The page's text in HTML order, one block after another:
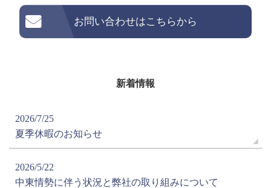
お問い合わせはこちらから
新着情報
2026/7/25
夏季休暇のお知らせ
2026/5/22
中東情勢に伴う状況と弊社の取り組みについて